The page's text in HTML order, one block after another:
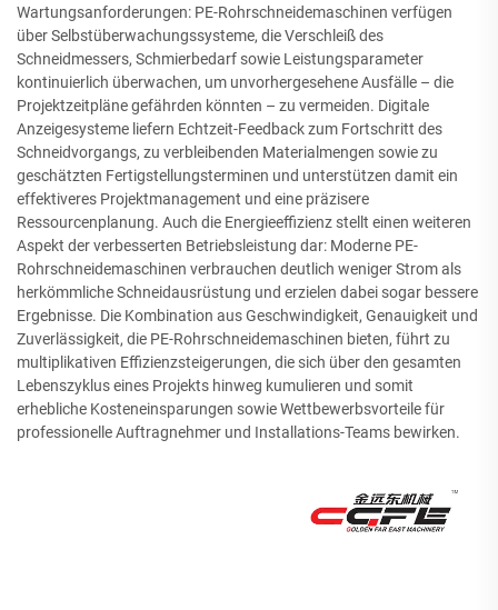
Wartungsanforderungen: PE-Rohrschneidemaschinen verfügen
über Selbstüberwachungssysteme, die Verschleiß des
Schneidmessers, Schmierbedarf sowie Leistungsparameter
kontinuierlich überwachen, um unvorhergesehene Ausfälle – die
Projektzeitpläne gefährden könnten – zu vermeiden. Digitale
Anzeigesysteme liefern Echtzeit-Feedback zum Fortschritt des
Schneidvorgangs, zu verbleibenden Materialmengen sowie zu
geschätzten Fertigstellungsterminen und unterstützen damit ein
effektiveres Projektmanagement und eine präzisere
Ressourcenplanung. Auch die Energieeffizienz stellt einen weiteren
Aspekt der verbesserten Betriebsleistung dar: Moderne PE-
Rohrschneidemaschinen verbrauchen deutlich weniger Strom als
herkömmliche Schneidausrüstung und erzielen dabei sogar bessere
Ergebnisse. Die Kombination aus Geschwindigkeit, Genauigkeit und
Zuverlässigkeit, die PE-Rohrschneidemaschinen bieten, führt zu
multiplikativen Effizienzsteigerungen, die sich über den gesamten
Lebenszyklus eines Projekts hinweg kumulieren und somit
erhebliche Kosteneinsparungen sowie Wettbewerbsvorteile für
professionelle Auftragnehmer und Installations-Teams bewirken.